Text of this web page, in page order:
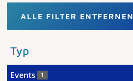
ALLE FILTER ENTFERNEN
Typ
Events 1